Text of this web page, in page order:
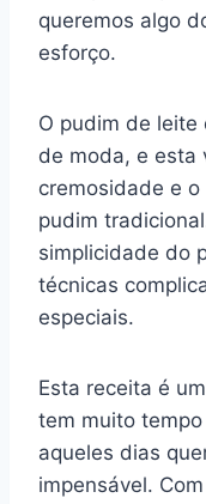
o
o
p
queremos algo
esforço.
O pudim de leite
de moda, e esta
cremosidade e
pudim
simplicidade do
técnicas
especiais.
Esta receita é
tem muito
aqueles dias
impensável.